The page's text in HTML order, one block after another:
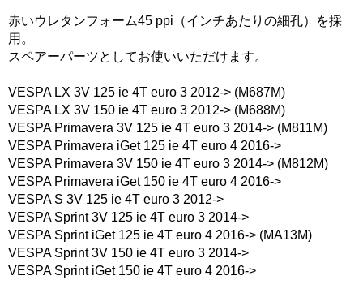
赤いウレタンフォーム45 ppi（インチあたりの細孔）を採
用。
スペアーパーツとしてお使いいただけます。
VESPA LX 3V 125 ie 4T euro 3 2012-> (M687M)
VESPA LX 3V 150 ie 4T euro 3 2012-> (M688M)
VESPA Primavera 3V 125 ie 4T euro 3 2014-> (M811M)
VESPA Primavera iGet 125 ie 4T euro 4 2016->
VESPA Primavera 3V 150 ie 4T euro 3 2014-> (M812M)
VESPA Primavera iGet 150 ie 4T euro 4 2016->
VESPA S 3V 125 ie 4T euro 3 2012->
VESPA Sprint 3V 125 ie 4T euro 3 2014->
VESPA Sprint iGet 125 ie 4T euro 4 2016-> (MA13M)
VESPA Sprint 3V 150 ie 4T euro 3 2014->
VESPA Sprint iGet 150 ie 4T euro 4 2016->